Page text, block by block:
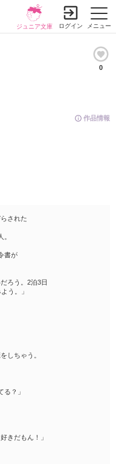
メニュー
ジュニア文庫 ログイン
0
作品情報
された
。
書が
ろう。2泊3日
う。」
しちゃう。
る？」
きだもん！」